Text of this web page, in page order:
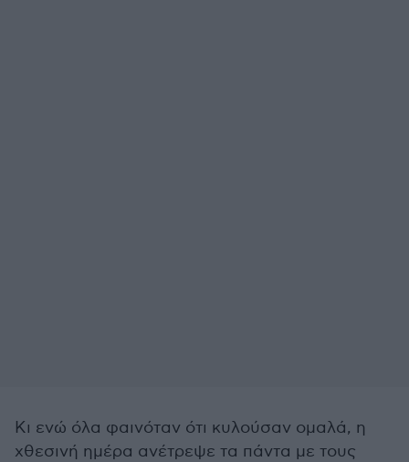
Κι ενώ όλα φαινόταν ότι κυλούσαν ομαλά, η
χθεσινή ημέρα ανέτρεψε τα πάντα με τους